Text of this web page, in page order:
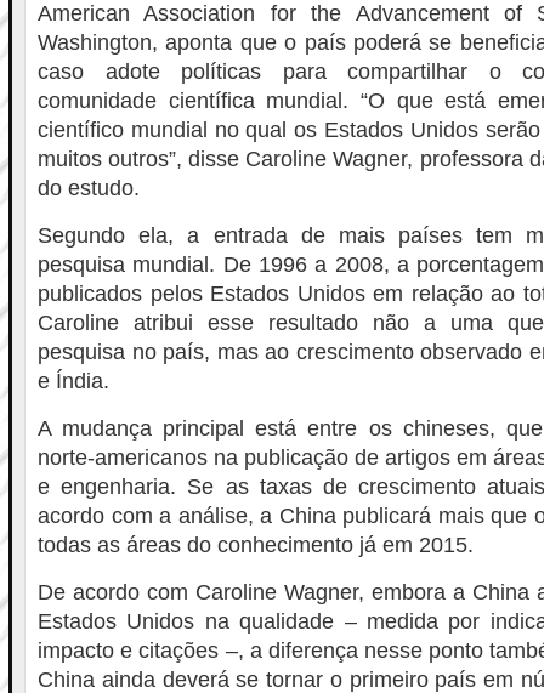
American Association for the Advancement of
Washington, aponta que o país poderá se
caso adote políticas para compartilhar o
comunidade científica mundial. “O que está
científico mundial no qual os Estados Unidos
muitos outros”, disse Caroline Wagner, professora
do estudo.
Segundo ela, a entrada de mais países tem
pesquisa mundial. De 1996 a 2008, a
publicados pelos Estados Unidos em relação ao
Caroline atribui esse resultado não a uma
pesquisa no país, mas ao crescimento observado
e Índia.
A mudança principal está entre os chineses,
norte-americanos na publicação de artigos em
e engenharia. Se as taxas de crescimento
acordo com a análise, a China publicará mais que
todas as áreas do conhecimento já em 2015.
De acordo com Caroline Wagner, embora a China
Estados Unidos na qualidade – medida por
impacto e citações –, a diferença nesse ponto
China ainda deverá se tornar o primeiro país em